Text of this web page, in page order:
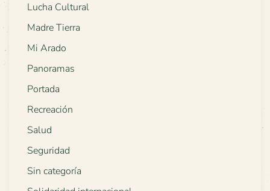
Lucha Cultural
Madre Tierra
Mi Arado
Panoramas
Portada
Recreación
Salud
Seguridad
Sin categoría